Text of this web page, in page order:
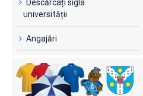
Descărcați sigla
universității
Angajări